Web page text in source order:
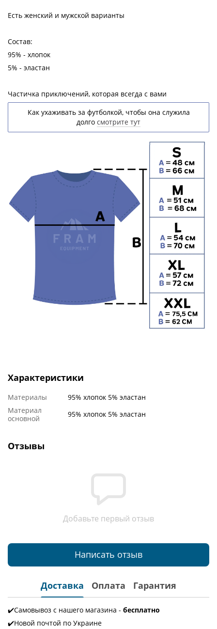
Есть женский и мужской варианты
Состав:
95% - хлопок
5% - эластан
Частичка приключений, которая всегда с вами
Как ухаживать за футболкой, чтобы она служила
долго смотрите тут
Характеристики
Материалы
95% хлопок 5% эластан
Материал
основной
95% хлопок 5% эластан
Отзывы
Добавьте первый отзыв
Написать отзыв
Доставка Оплата Гарантия
✔️Самовывоз с нашего магазина - бесплатно
✔️Новой почтой по Украине